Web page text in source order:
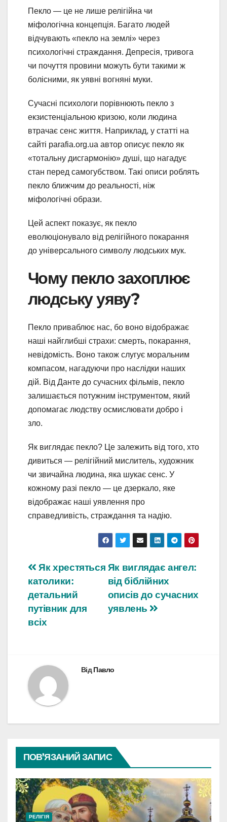
Пекло — це не лише релігійна чи
міфологічна концепція. Багато людей
відчувають «пекло на землі» через
психологічні страждання. Депресія, тривога
чи почуття провини можуть бути такими ж
болісними, як уявні вогняні муки.
Сучасні психологи порівнюють пекло з
екзистенціальною кризою, коли людина
втрачає сенс життя. Наприклад, у статті на
сайті parafia.org.ua автор описує пекло як
«тотальну дисгармонію» душі, що нагадує
стан перед самогубством. Такі описи роблять
пекло ближчим до реальності, ніж
міфологічні образи.
Цей аспект показує, як пекло
еволюціонувало від релігійного покарання
до універсального символу людських мук.
Чому пекло захоплює
людську уяву?
Пекло приваблює нас, бо воно відображає
наші найглибші страхи: смерть, покарання,
невідомість. Воно також слугує моральним
компасом, нагадуючи про наслідки наших
дій. Від Данте до сучасних фільмів, пекло
залишається потужним інструментом, який
допомагає людству осмислювати добро і
зло.
Як виглядає пекло? Це залежить від того, хто
дивиться — релігійний мислитель, художник
чи звичайна людина, яка шукає сенс. У
кожному разі пекло — це дзеркало, яке
відображає наші уявлення про
справедливість, страждання та надію.
Навігація
записів
Як виглядає ангел:
від біблійних
описів до сучасних
уявлень
Як хрестяться
католики:
детальний
путівник для
всіх
ВідПавло
ПОВ’ЯЗАНИЙ ЗАПИС
РЕЛІГІЯ